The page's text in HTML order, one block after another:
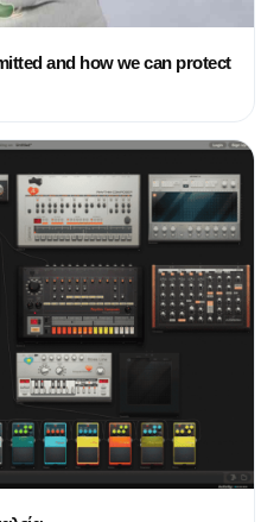
and how we can protect